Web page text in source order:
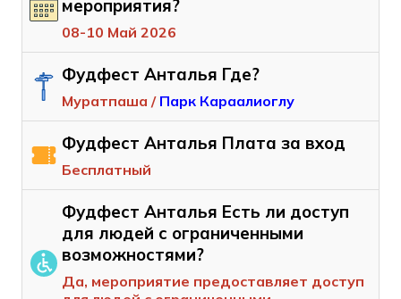
мероприятия?
08-10 Май 2026
Фудфест Анталья Где?
Муратпаша / Парк Караалиоглу
Фудфест Анталья Плата за вход
Бесплатный
Фудфест Анталья Есть ли доступ
для людей с ограниченными
возможностями?
Да, мероприятие предоставляет доступ